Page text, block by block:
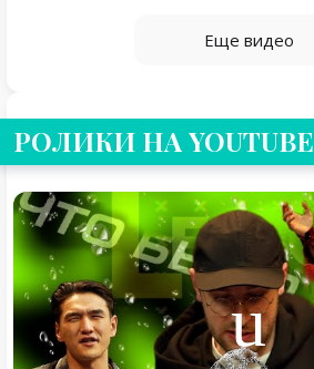
Еще видео
РОЛИКИ НА YOUTUBE